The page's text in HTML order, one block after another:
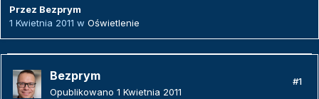
Przez Bezprym
1 Kwietnia 2011 w Oświetlenie
Bezprym
Opublikowano 1 Kwietnia 2011
#1